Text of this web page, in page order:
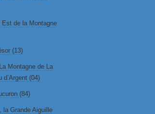
de la Montagne
(13)
Montagne de La
d’Argent (04)
(84)
la Grande Aiguille